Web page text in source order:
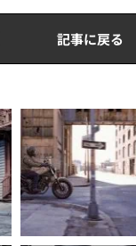
記事に戻る